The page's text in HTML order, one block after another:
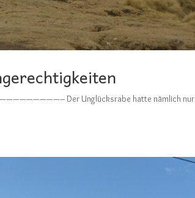
Der Unglücksrabe hatte nämlich nur